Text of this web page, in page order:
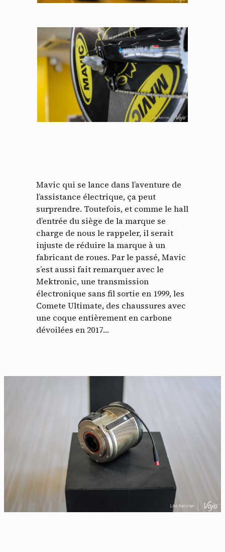
Mavic qui se lance dans l’aventure de
l’assistance électrique, ça peut
surprendre. Toutefois, et comme le hall
d’entrée du siège de la marque se
charge de nous le rappeler, il serait
injuste de réduire la marque à un
fabricant de roues. Par le passé, Mavic
s’est aussi fait remarquer avec le
Mektronic, une transmission
électronique sans fil sortie en 1999, les
Comete Ultimate, des chaussures avec
une coque entièrement en carbone
dévoilées en 2017…